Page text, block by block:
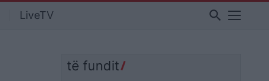
LiveTV search
të fundit